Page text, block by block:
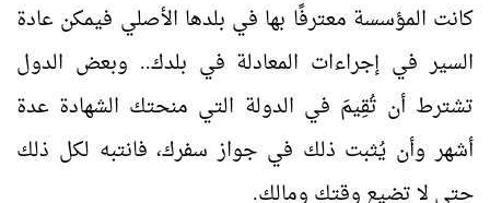
كانت المؤسسة معترفًا بها في بلدها الأصلي فيمكن عادة
السير في إجراءات المعادلة في بلدك.. وبعض الدول
تشترط أن تُقِيمَ في الدولة التي منحتك الشهادة عدة
أشهر وأن يُثبت ذلك في جواز سفرك، فانتبه لكل ذلك
حتى لا تضيع وقتك ومالك.